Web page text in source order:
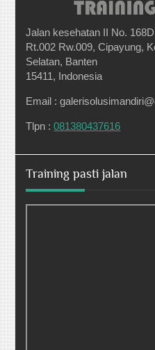
Jalan kesehatan II No.
Rt.002 Rw.009, Cipayung,
Selatan, Banten
15411, Indonesia
Email :
Tlpn :081380437616
Training pasti jalan